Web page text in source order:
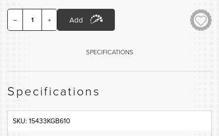
− + Add
SPECIFICATIONS
Specifications
SKU: 15433KGB610